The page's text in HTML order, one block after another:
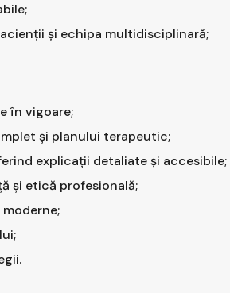
și echipa multidisciplinară;
în vigoare;
și planului terapeutic;
explicații detaliate și accesibile;
și etică profesională;